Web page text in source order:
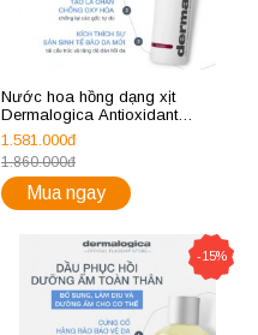
Nước hoa hồng dạng xịt
Dermalogica Antioxidant
Hydramist
1.581.000đ
1.860.000đ
Mua ngay
-15%